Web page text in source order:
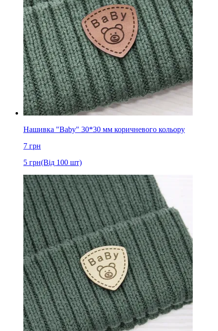
Нашивка "Baby" 30*30 мм коричневого кольору
7 грн
5 грн(Від 100 шт)